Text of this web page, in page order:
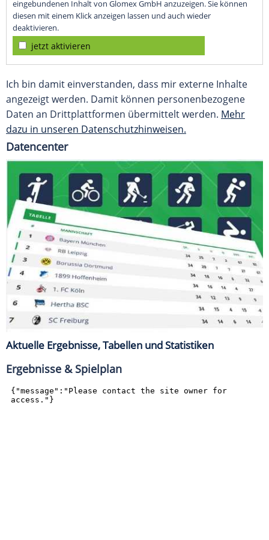
eingebundenen Inhalt von Glomex GmbH anzuzeigen. Sie können
diesen mit einem Klick anzeigen lassen und auch wieder
deaktivieren.
jetzt aktivieren
Ich bin damit einverstanden, dass mir externe Inhalte
angezeigt werden. Damit können personenbezogene
Daten an Drittplattformen übermittelt werden. Mehr
dazu in unseren Datenschutzhinweisen.
Datencenter
Aktuelle Ergebnisse, Tabellen und Statistiken
Ergebnisse & Spielplan